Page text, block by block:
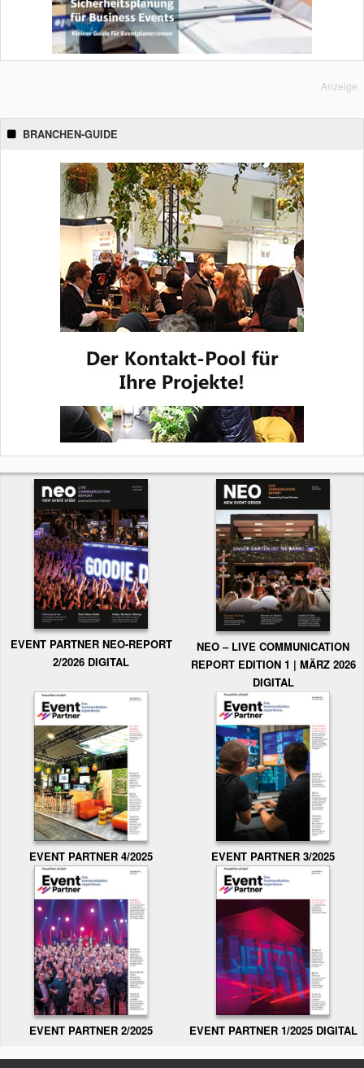
Anzeige
BRANCHEN-GUIDE
EVENT PARTNER NEO-REPORT
2/2026 DIGITAL
NEO – LIVE COMMUNICATION
REPORT EDITION 1 | MÄRZ 2026
DIGITAL
EVENT PARTNER 4/2025 EVENT PARTNER 3/2025
EVENT PARTNER 2/2025 EVENT PARTNER 1/2025 DIGITAL